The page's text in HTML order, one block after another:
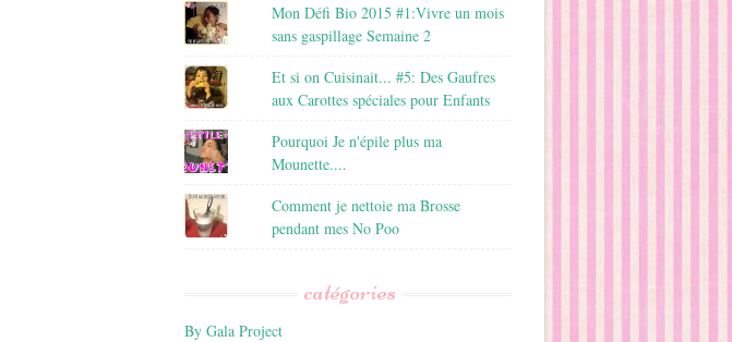
Mon Défi Bio 2015 #1:Vivre un mois
sans gaspillage Semaine 2
Et si on Cuisinait... #5: Des Gaufres
aux Carottes spéciales pour Enfants
Pourquoi Je n'épile plus ma
Mounette....
Comment je nettoie ma Brosse
pendant mes No Poo
catégories
By Gala Project